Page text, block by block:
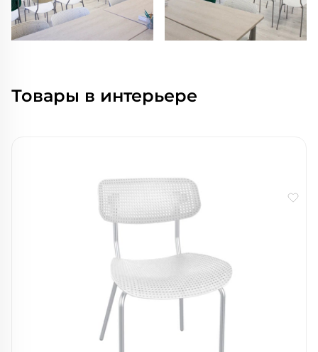
Товары в интерьере